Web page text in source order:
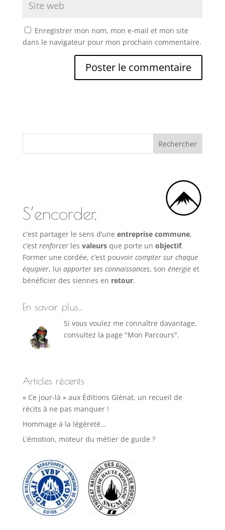
Enregistrer mon nom, mon e-mail et mon site
dans le navigateur pour mon prochain commentaire.
S’encorder,
c'est partager le sens d’une entreprise commune,
c’est renforcerles valeursque porte un objectif.
Former une cordée, c’est pouvoircompter sur chaque
équipier, lui apporter ses connaissances, son énergieet
bénéficier des siennes en retour.
En savoir plus…
Si vous voulez me connaître davantage,
consultez la page "Mon Parcours".
Articles récents
« Ce jour-là » aux Éditions Glénat, un recueil de
récits à ne pas manquer !
Hommage à la légèreté…
L’émotion, moteur du métier de guide ?